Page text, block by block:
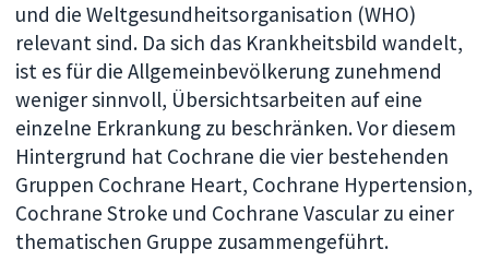
und die Weltgesundheitsorganisation (WHO)
relevant sind. Da sich das Krankheitsbild wandelt,
ist es für die Allgemeinbevölkerung zunehmend
weniger sinnvoll, Übersichtsarbeiten auf eine
einzelne Erkrankung zu beschränken. Vor diesem
Hintergrund hat Cochrane die vier bestehenden
Gruppen Cochrane Heart, Cochrane Hypertension,
Cochrane Stroke und Cochrane Vascular zu einer
thematischen Gruppe zusammengeführt.